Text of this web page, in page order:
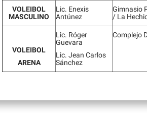
VOLEIBOL
MASCULINO
Lic. Enexis
Antúnez
Gimnasio
/ La
VOLEIBOL
ARENA
Lic. Róger
Guevara
Lic. Jean Carlos
Sánchez
Complejo